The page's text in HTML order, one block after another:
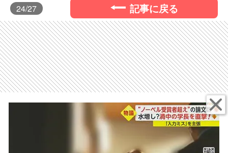
24/27 記事に戻る